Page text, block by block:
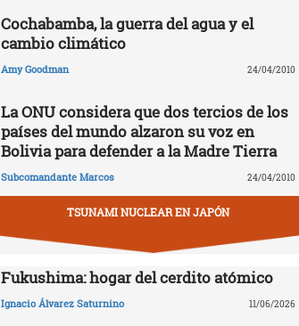
Cochabamba, la guerra del agua y el
cambio climático
Amy Goodman 24/04/2010
La ONU considera que dos tercios de los
países del mundo alzaron su voz en
Bolivia para defender a la Madre Tierra
Subcomandante Marcos 24/04/2010
TSUNAMI NUCLEAR EN JAPÓN
Fukushima: hogar del cerdito atómico
Ignacio Álvarez Saturnino 11/06/2026